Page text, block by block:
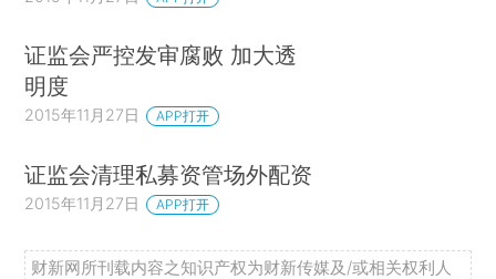
证监会严控发审腐败 加大透
明度
2015年11月27日 APP打开
证监会清理私募资管场外配资
2015年11月27日 APP打开
财新网所刊载内容之知识产权为财新传媒及/或相关权利人